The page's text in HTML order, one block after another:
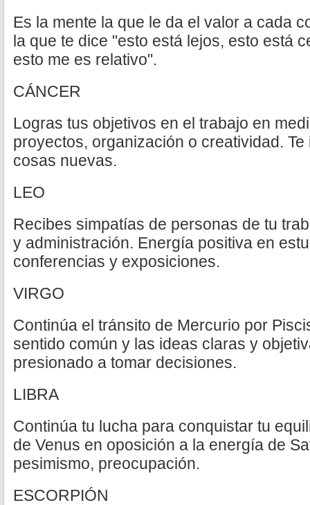
Es la mente la que le da el valor a cada
la que te dice "esto está lejos, esto está
esto me es relativo".
CÁNCER
Logras tus objetivos en el trabajo en
proyectos, organización o creatividad.
cosas nuevas.
LEO
Recibes simpatías de personas de tu
y administración. Energía positiva en
conferencias y exposiciones.
VIRGO
Continúa el tránsito de Mercurio por
sentido común y las ideas claras y
presionado a tomar decisiones.
LIBRA
Continúa tu lucha para conquistar tu
de Venus en oposición a la energía de
pesimismo, preocupación.
ESCORPIÓN